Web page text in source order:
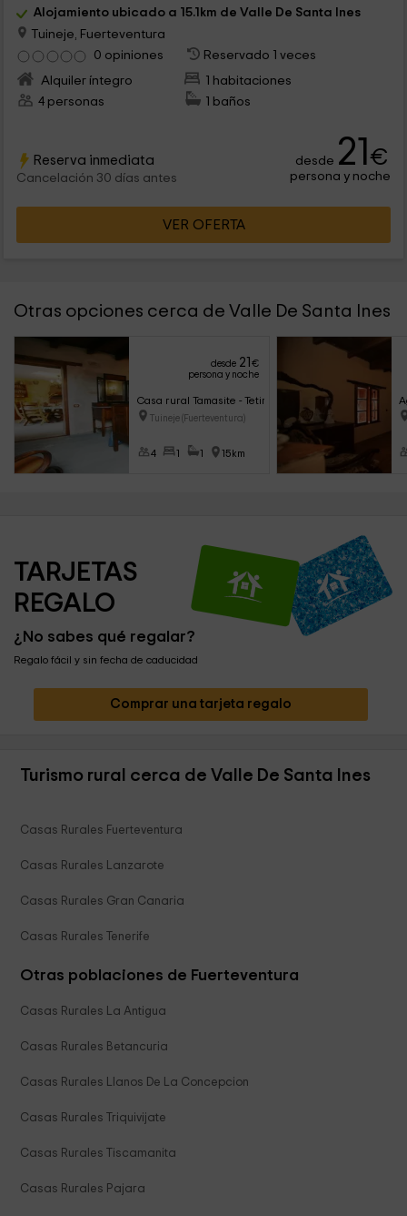
Alojamiento ubicado a 15.1km de Valle De Santa Ines
Tuineje, Fuerteventura
0 opiniones
Reservado 1 veces
Alquiler íntegro
1 habitaciones
4 personas
1 baños
Reserva inmediata
Cancelación 30 días antes
desde 21€
persona y noche
VER OFERTA
Otras opciones cerca de Valle De Santa Ines
desde 21
€
persona y noche
Casa rural Tamasite - Tetir
Tuineje (Fuerteventura)
4 1 1 15km
TARJETAS
REGALO
¿No sabes qué regalar?
Regalo fácil y sin fecha de caducidad
Comprar una tarjeta regalo
Turismo rural cerca de Valle De Santa Ines
Casas Rurales Fuerteventura
Casas Rurales Lanzarote
Casas Rurales Gran Canaria
Casas Rurales Tenerife
Otras poblaciones de Fuerteventura
Casas Rurales La Antigua
Casas Rurales Betancuria
Casas Rurales Llanos De La Concepcion
Casas Rurales Triquivijate
Casas Rurales Tiscamanita
Casas Rurales Pajara